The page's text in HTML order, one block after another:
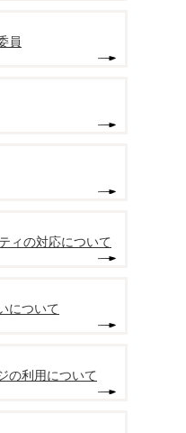
員
ィの対応について
について
の利用について